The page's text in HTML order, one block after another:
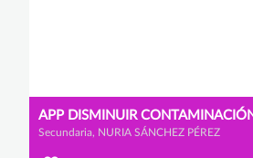
Secundaria, NURIA SÁNCHEZ PÉREZ